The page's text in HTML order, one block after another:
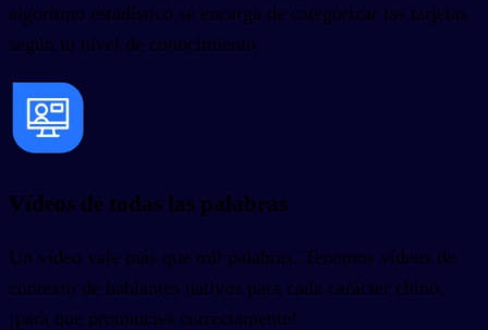
algoritmo estadístico se encarga de categorizar las tarjetas
según tu nivel de conocimiento.
Vídeos de todas las palabras
Un vídeo vale más que mil palabras. Tenemos vídeos de
contexto de hablantes nativos para cada carácter chino,
¡para que pronuncies correctamente!